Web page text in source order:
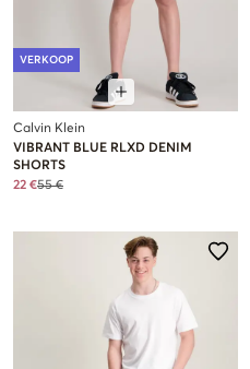
VERKOOP
Calvin Klein
VIBRANT BLUE RLXD DENIM
SHORTS
22 €55 €